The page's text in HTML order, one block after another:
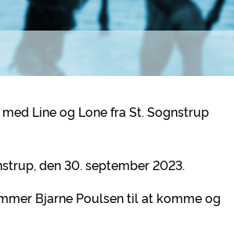
Line og Lone fra St. Sognstrup
den 30. september 2023.
Bjarne Poulsen til at komme og